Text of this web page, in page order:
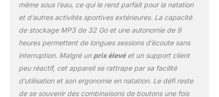
même sous l’eau, ce qui le rend parfait pour la natation
et d’autres activités sportives extérieures. La capacité
de stockage MP3 de 32 Go et une autonomie de 9
heures permettent de longues sessions d’écoute sans
interruption. Malgré un prix élevéet un support client
peu réactif, cet appareil se rattrape par sa facilité
d’utilisation et son ergonomie en natation. Le défi reste
de se souvenir des combinaisons de boutons une fois